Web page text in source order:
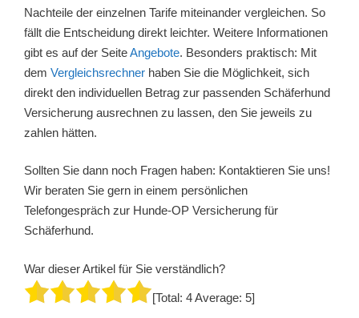
Nachteile der einzelnen Tarife miteinander vergleichen. So
fällt die Entscheidung direkt leichter. Weitere Informationen
gibt es auf der SeiteAngebote. Besonders praktisch: Mit
dem Vergleichsrechner haben Sie die Möglichkeit, sich
direkt den individuellen Betrag zur passenden Schäferhund
Versicherung ausrechnen zu lassen, den Sie jeweils zu
zahlen hätten.
Sollten Sie dann noch Fragen haben: Kontaktieren Sie uns!
Wir beraten Sie gern in einem persönlichen
Telefongespräch zur Hunde-OP Versicherung für
Schäferhund.
War dieser Artikel für Sie verständlich?
[Total: 4Average: 5]